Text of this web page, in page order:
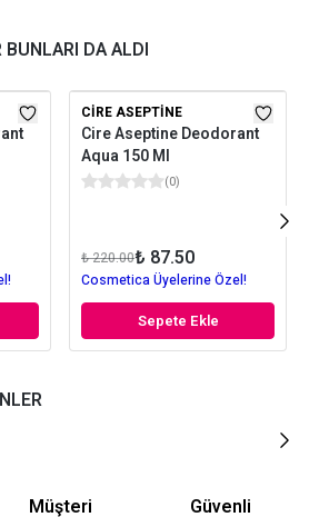
DA ALDI
CIRE ASEPTINE
Cire Aseptine Deodorant
Aqua 150 Ml
(0)
₺ 220.00₺ 87.50
Cosmetica Üyelerine Özel!
Sepete Ekle
Müşteri
Güvenli